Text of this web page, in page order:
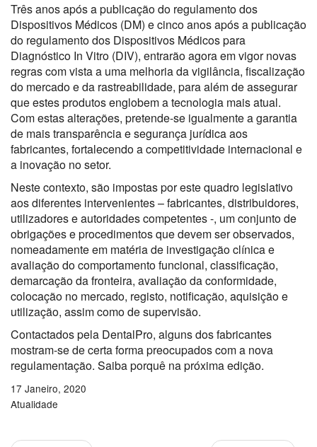
Três anos após a publicação do regulamento dos
Dispositivos Médicos (DM) e cinco anos após a publicação
do regulamento dos Dispositivos Médicos para
Diagnóstico In Vitro (DIV), entrarão agora em vigor novas
regras com vista a uma melhoria da vigilância, fiscalização
do mercado e da rastreabilidade, para além de assegurar
que estes produtos englobem a tecnologia mais atual.
Com estas alterações, pretende-se igualmente a garantia
de mais transparência e segurança jurídica aos
fabricantes, fortalecendo a competitividade internacional e
a inovação no setor.
Neste contexto, são impostas por este quadro legislativo
aos diferentes intervenientes – fabricantes, distribuidores,
utilizadores e autoridades competentes -, um conjunto de
obrigações e procedimentos que devem ser observados,
nomeadamente em matéria de investigação clínica e
avaliação do comportamento funcional, classificação,
demarcação da fronteira, avaliação da conformidade,
colocação no mercado, registo, notificação, aquisição e
utilização, assim como de supervisão.
Contactados pela DentalPro, alguns dos fabricantes
mostram-se de certa forma preocupados com a nova
regulamentação. Saiba porquê na próxima edição.
17 Janeiro, 2020
Atualidade